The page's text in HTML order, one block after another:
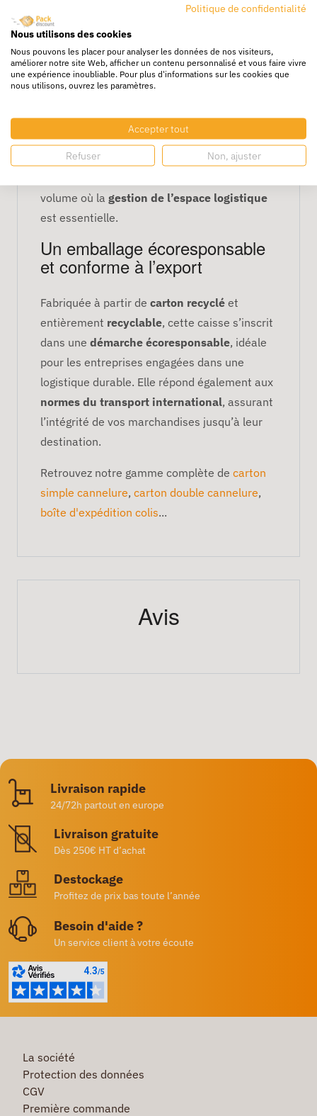
Un format allongé pour un
stockage et un transport
efficaces
cettecaisse carton rectangulairefacilite une
bonne empilabilité, optimisant ainsi l’espace
sur palettes et en entrepôt. Ce format est
volume où la gestion de l’espace logistique
est essentielle.
Un emballage écoresponsable
et conforme à l’export
Fabriquée à partir de carton recyclé et
entièrement recyclable, cette caisse s’inscrit
dans une démarche écoresponsable, idéale
pour les entreprises engagées dans une
logistique durable. Elle répond également aux
normes du transport international, assurant
l’intégrité de vos marchandises jusqu’à leur
destination.
Retrouvez notre gamme complète de carton
simple cannelure, carton double cannelure,
boîte d'expédition colis...
Avis
Livraison rapide
24/72h partout en europe
Livraison gratuite
Dès 250€ HT d’achat
Destockage
Profitez de prix bas toute l’année
Besoin d'aide ?
Un service client à votre écoute
La société
Protection des données
CGV
Première commande
Politique de confidentialité
Nous utilisons des cookies
Nous pouvons les placer pour analyser les données de nos visiteurs,
améliorer notre site Web, afficher un contenu personnalisé et vous faire vivre
une expérience inoubliable. Pour plus d'informations sur les cookies que
nous utilisons, ouvrez les paramètres.
Accepter tout
Refuser Non, ajuster